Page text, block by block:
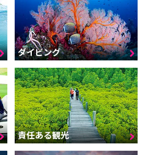
ダイビング
責任ある観光